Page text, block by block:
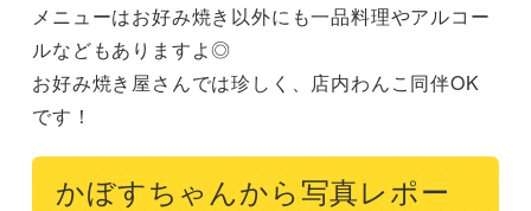
メニューはお好み焼き以外にも一品料理やアルコー
ルなどもありますよ◎
お好み焼き屋さんでは珍しく、店内わんこ同伴OK
です！
かぼすちゃんから写真レポー